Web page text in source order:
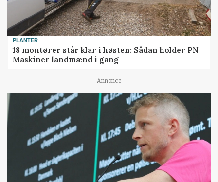
PLANTER
18 montører står klar i høsten: Sådan holder PN
Maskiner landmænd i gang
Annonce